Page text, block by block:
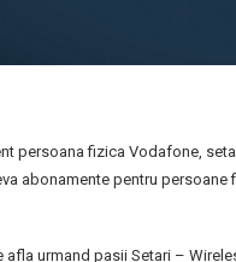
persoana fizica Vodafone,
abonamente pentru
afla urmand pasii Setari –